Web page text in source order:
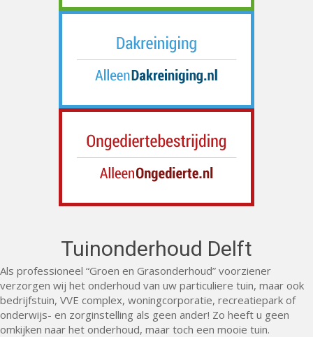
Tuinonderhoud Delft
Als professioneel “Groen en Grasonderhoud” voorziener
verzorgen wij het onderhoud van uw particuliere tuin, maar ook
bedrijfstuin, VVE complex, woningcorporatie, recreatiepark of
onderwijs- en zorginstelling als geen ander! Zo heeft u geen
omkijken naar het onderhoud, maar toch een mooie tuin.